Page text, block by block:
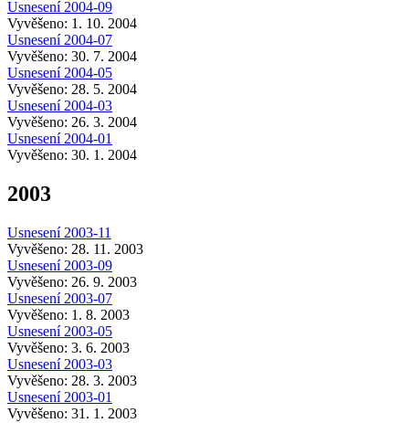
Usnesení 2004-09
Vyvěšeno: 1. 10. 2004
Usnesení 2004-07
Vyvěšeno: 30. 7. 2004
Usnesení 2004-05
Vyvěšeno: 28. 5. 2004
Usnesení 2004-03
Vyvěšeno: 26. 3. 2004
Usnesení 2004-01
Vyvěšeno: 30. 1. 2004
2003
Usnesení 2003-11
Vyvěšeno: 28. 11. 2003
Usnesení 2003-09
Vyvěšeno: 26. 9. 2003
Usnesení 2003-07
Vyvěšeno: 1. 8. 2003
Usnesení 2003-05
Vyvěšeno: 3. 6. 2003
Usnesení 2003-03
Vyvěšeno: 28. 3. 2003
Usnesení 2003-01
Vyvěšeno: 31. 1. 2003